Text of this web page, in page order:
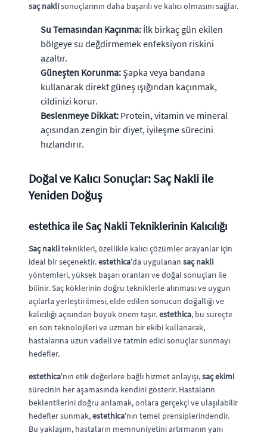
saç naklisonuçlarının daha başarılı ve kalıcı olmasını sağlar.
Su Temasından Kaçınma: İlk birkaç gün ekilen
bölgeye su değdirmemek enfeksiyon riskini
azaltır.
Güneşten Korunma: Şapka veya bandana
kullanarak direkt güneş ışığından kaçınmak,
cildinizi korur.
Beslenmeye Dikkat: Protein, vitamin ve mineral
açısından zengin bir diyet, iyileşme sürecini
hızlandırır.
Doğal ve Kalıcı Sonuçlar: Saç Nakli ile
Yeniden Doğuş
estethica ile Saç Nakli Tekniklerinin Kalıcılığı
Saç nakliteknikleri, özellikle kalıcı çözümler arayanlar için
ideal bir seçenektir.estethica'da uygulanan saç nakli
yöntemleri, yüksek başarı oranları ve doğal sonuçları ile
bilinir. Saç köklerinin doğru tekniklerle alınması ve uygun
açılarla yerleştirilmesi, elde edilen sonucun doğallığı ve
kalıcılığı açısından büyük önem taşır.estethica, bu süreçte
en son teknolojileri ve uzman bir ekibi kullanarak,
hastalarına uzun vadeli ve tatmin edici sonuçlar sunmayı
hedefler.
estethica'nın etik değerlere bağlı hizmet anlayışı,saç ekimi
sürecinin her aşamasında kendini gösterir. Hastaların
beklentilerini doğru anlamak, onlara gerçekçi ve ulaşılabilir
hedefler sunmak,estethica'nın temel prensiplerindendir.
Bu yaklaşım, hastaların memnuniyetini artırmanın yanı